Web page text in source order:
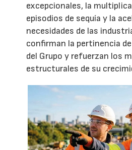
excepcionales, la
episodios de sequía y la
necesidades de las
confirman la pertinencia
del Grupo y refuerzan los
estructurales de su